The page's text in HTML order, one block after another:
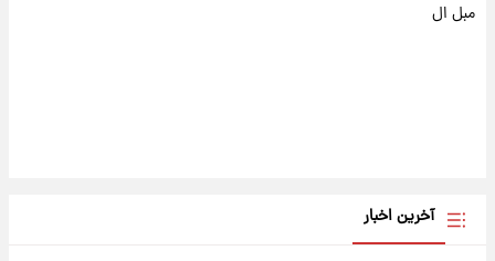
مبل ال
آخرین اخبار